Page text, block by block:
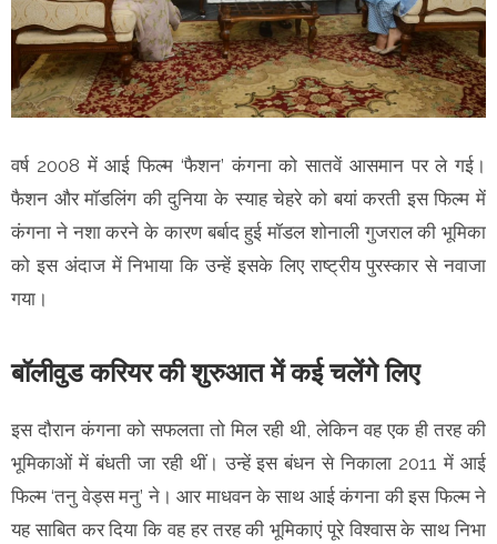
वर्ष 2008 में आई फिल्म ‘फैशन’ कंगना को सातवें आसमान पर ले गई।
फैशन और मॉडलिंग की दुनिया के स्याह चेहरे को बयां करती इस फिल्म में
कंगना ने नशा करने के कारण बर्बाद हुई मॉडल शोनाली गुजराल की भूमिका
को इस अंदाज में निभाया कि उन्हें इसके लिए राष्ट्रीय पुरस्कार से नवाजा
गया।
बॉलीवुड करियर की शुरुआत में कई चलेंगे लिए
इस दौरान कंगना को सफलता तो मिल रही थी, लेकिन वह एक ही तरह की
भूमिकाओं में बंधती जा रही थीं। उन्हें इस बंधन से निकाला 2011 में आई
फिल्म ‘तनु वेड्स मनु’ ने। आर माधवन के साथ आई कंगना की इस फिल्म ने
यह साबित कर दिया कि वह हर तरह की भूमिकाएं पूरे विश्वास के साथ निभा